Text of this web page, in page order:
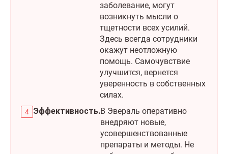
заболевание, могут
возникнуть мысли о
тщетности всех усилий.
Здесь всегда сотрудники
окажут неотложную
помощь. Самочувствие
улучшится, вернется
уверенность в собственных
силах.
Эффективность.В Эвераль оперативно
внедряют новые,
усовершенствованные
препараты и методы. Не